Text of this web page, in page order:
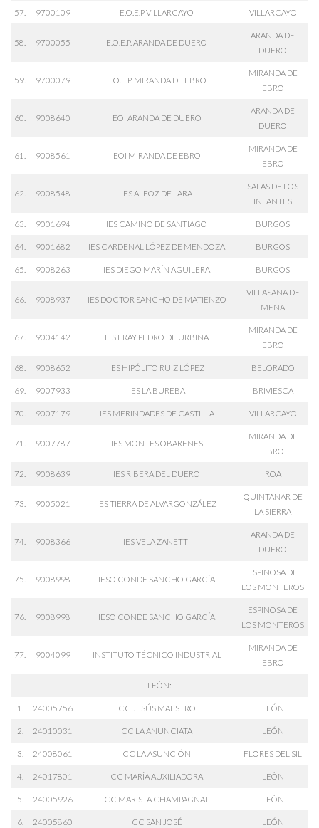
57. 9700109 E.O.E.P VILLARCAYO VILLARCAYO
58. 9700055 E.O.E.P. ARANDA DE DUERO
ARANDA DE
DUERO
59. 9700079 E.O.E.P. MIRANDA DE EBRO
MIRANDA DE
EBRO
60. 9008640 EOI ARANDA DE DUERO
ARANDA DE
DUERO
61. 9008561 EOI MIRANDA DE EBRO
MIRANDA DE
EBRO
62. 9008548 IES ALFOZ DE LARA
SALAS DE LOS
INFANTES
63. 9001694 IES CAMINO DE SANTIAGO BURGOS
64. 9001682 IES CARDENAL LÓPEZ DE MENDOZA BURGOS
65. 9008263 IES DIEGO MARÍN AGUILERA BURGOS
66. 9008937 IES DOCTOR SANCHO DE MATIENZO
VILLASANA DE
MENA
67. 9004142 IES FRAY PEDRO DE URBINA
MIRANDA DE
EBRO
68. 9008652 IES HIPÓLITO RUIZ LÓPEZ BELORADO
69. 9007933 IES LA BUREBA BRIVIESCA
70. 9007179 IES MERINDADES DE CASTILLA VILLARCAYO
71. 9007787 IES MONTES OBARENES
MIRANDA DE
EBRO
72. 9008639 IES RIBERA DEL DUERO ROA
73. 9005021 IES TIERRA DE ALVARGONZÁLEZ
QUINTANAR DE
LA SIERRA
74. 9008366 IES VELA ZANETTI
ARANDA DE
DUERO
75. 9008998 IESO CONDE SANCHO GARCÍA
ESPINOSA DE
LOS MONTEROS
76. 9008998 IESO CONDE SANCHO GARCÍA
ESPINOSA DE
LOS MONTEROS
77. 9004099 INSTITUTO TÉCNICO INDUSTRIAL
MIRANDA DE
EBRO
LEÓN:
1. 24005756 CC JESÚS MAESTRO LEÓN
2. 24010031 CC LA ANUNCIATA LEÓN
3. 24008061 CC LA ASUNCIÓN FLORES DEL SIL
4. 24017801 CC MARÍA AUXILIADORA LEÓN
5. 24005926 CC MARISTA CHAMPAGNAT LEÓN
6. 24005860 CC SAN JOSÉ LEÓN